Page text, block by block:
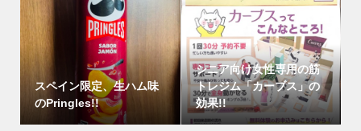
スペイン限定、生ハム味
のPringles!!
シニア向け女性専用の筋
トレジム「カーブス」の
効果!!